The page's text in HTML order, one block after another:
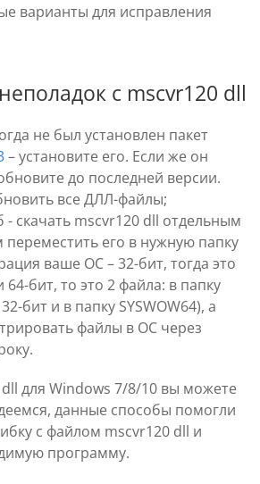
варианты для исправления
с mscvr120 dll
не был установлен пакет
– установите его. Если же он
до последней версии.
все ДЛЛ-файлы;
- скачать mscvr120 dll отдельным
его в нужную папку
ваше ОС – 32-бит, тогда это
64-бит, то это 2 файла: в папку
бит и в папку SYSWOW64), а
файлы в ОС через
для Windows 7/8/10 вы можете
данные способы помогли
с файлом mscvr120 dll и
программу.